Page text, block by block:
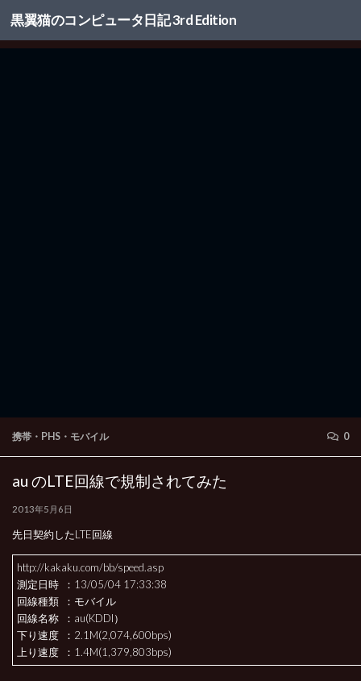
コンテンツへスキップ
黒翼猫のコンピュータ日記 3rd Edition
携帯・PHS・モバイル 0
au のLTE回線で規制されてみた
2013年5月6日
先日契約したLTE回線
http://kakaku.com/bb/speed.asp
測定日時 ：13/05/04 17:33:38
回線種類 ：モバイル
回線名称 ：au(KDDI）
下り速度 ：2.1M(2,074,600bps)
上り速度 ：1.4M(1,379,803bps)